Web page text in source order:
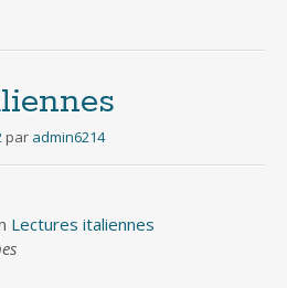
par admin6214
Lectures italiennes